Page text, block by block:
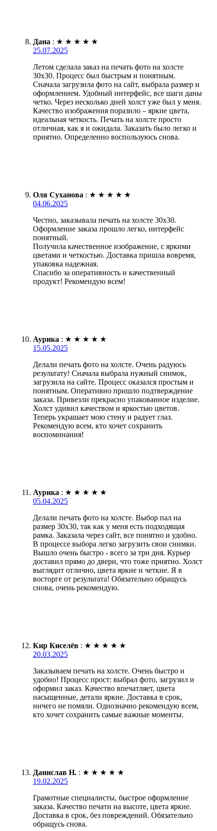
Дана : ★ ★ ★ ★ ★
25.07.2025
Летом сделала заказ на печать фото на холсте
30х30. Процесс был быстрым и понятным.
Сначала загрузила фото на сайт, выбрала размер и
оформлением. Удобный интерфейс, все шаги даны
четко. Через несколько дней холст уже был у меня.
Качество изображения поразило – яркие цвета,
идеальная четкость. Печать на холсте просто
отличная, как я и ожидала. Заказать было легко и
приятно. Определенно воспользуюсь снова.
Оля Суханова : ★ ★ ★ ★ ★
04.06.2025
Честно, заказывала печать на холсте 30х30.
Оформление заказа прошло легко, интерфейс
понятный.
Получила качественное изображение, с яркими
цветами и четкостью. Доставка пришла вовремя,
упаковка надежная.
Спасибо за оперативность и качественный
продукт! Рекомендую всем!
Аурика : ★ ★ ★ ★ ★
15.05.2025
Делали печать фото на холсте. Очень радуюсь
результату! Сначала выбрала нужный снимок,
загрузила на сайте. Процесс оказался простым и
понятным. Оперативно пришло подтверждение
заказа. Привезли прекрасно упакованное изделие.
Холст удивил качеством и яркостью цветов.
Теперь украшает мою стену и радует глаз.
Рекомендую всем, кто хочет сохранить
воспоминания!
Аурика : ★ ★ ★ ★ ★
05.04.2025
Делали печать фото на холсте. Выбор пал на
размер 30х30, так как у меня есть подходящая
рамка. Заказала через сайт, все понятно и удобно.
В процессе выбора легко загрузить свои снимки.
Вышло очень быстро - всего за три дня. Курьер
доставил прямо до двери, что тоже приятно. Холст
выглядит отлично, цвета яркие и четкие. Я в
восторге от результата! Обязательно обращусь
снова, очень рекомендую.
Кир Киселёв : ★ ★ ★ ★ ★
20.03.2025
Заказываем печать на холсте. Очень быстро и
удобно! Процесс прост: выбрал фото, загрузил и
оформил заказ. Качество впечатляет, цвета
насыщенные, детали яркие. Доставка в срок,
ничего не помяли. Однозначно рекомендую всем,
кто хочет сохранить самые важные моменты.
Данислав Н. : ★ ★ ★ ★ ★
19.02.2025
Грамотные специалисты, быстрое оформление
заказа. Качество печати на высоте, цвета яркие.
Доставка в срок, без повреждений. Обязательно
обращусь снова.